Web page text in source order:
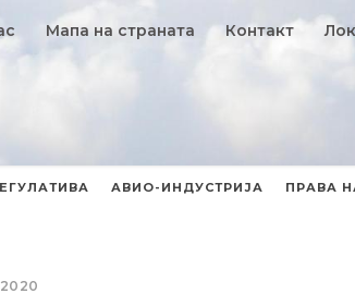
Мапа на страната Контакт
АВИО-ИНДУСТРИЈА ПРАВА